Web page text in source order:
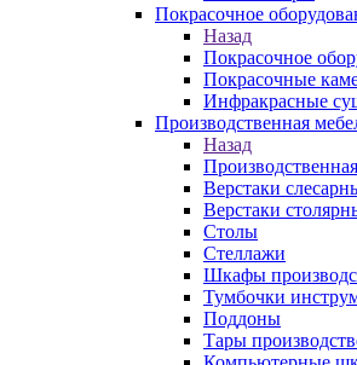
Покрасочное
Назад
Покрасочное
Покрасочные
Инфракрасные
Производственная
Назад
Верстаки
Верстаки
Столы
Стеллажи
Шкафы
Тумбочки
Поддоны
Тары